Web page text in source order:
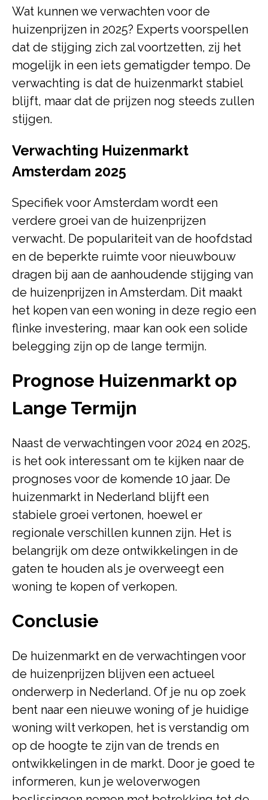
Wat kunnen we verwachten voor de
huizenprijzen in 2025? Experts voorspellen
dat de stijging zich zal voortzetten, zij het
mogelijk in een iets gematigder tempo. De
verwachting is dat de huizenmarkt stabiel
blijft, maar dat de prijzen nog steeds zullen
stijgen.
Verwachting Huizenmarkt
Amsterdam 2025
Specifiek voor Amsterdam wordt een
verdere groei van de huizenprijzen
verwacht. De populariteit van de hoofdstad
en de beperkte ruimte voor nieuwbouw
dragen bij aan de aanhoudende stijging van
de huizenprijzen in Amsterdam. Dit maakt
het kopen van een woning in deze regio een
flinke investering, maar kan ook een solide
belegging zijn op de lange termijn.
Prognose Huizenmarkt op
Lange Termijn
Naast de verwachtingen voor 2024 en 2025,
is het ook interessant om te kijken naar de
prognoses voor de komende 10 jaar. De
huizenmarkt in Nederland blijft een
stabiele groei vertonen, hoewel er
regionale verschillen kunnen zijn. Het is
belangrijk om deze ontwikkelingen in de
gaten te houden als je overweegt een
woning te kopen of verkopen.
Conclusie
De huizenmarkt en de verwachtingen voor
de huizenprijzen blijven een actueel
onderwerp in Nederland. Of je nu op zoek
bent naar een nieuwe woning of je huidige
woning wilt verkopen, het is verstandig om
op de hoogte te zijn van de trends en
ontwikkelingen in de markt. Door je goed te
informeren, kun je weloverwogen